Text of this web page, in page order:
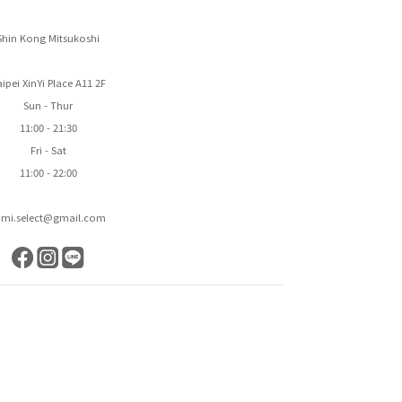
Kong Mitsukoshi
XinYi Place A11 2F
Sun - Thur
11:00 - 21:30
Fri - Sat
11:00 - 22:00